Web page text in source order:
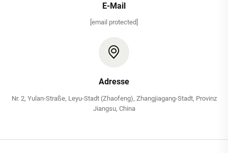
E-Mail
[email protected]
Adresse
Nr. 2, Yulan-Straße, Leyu-Stadt (Zhaofeng), Zhangjiagang-Stadt, Provinz
Jiangsu, China